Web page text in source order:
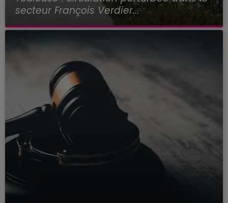
secteur François Verdier...